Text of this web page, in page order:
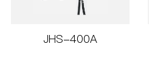
JHS-400A